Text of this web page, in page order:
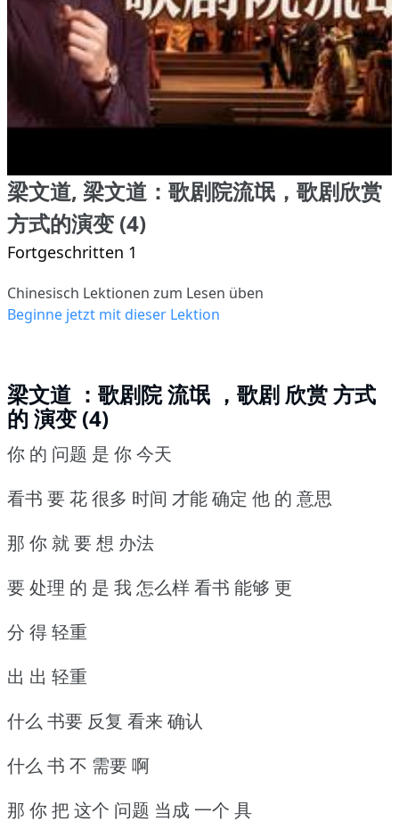
梁文道, 梁文道：歌剧院流氓，歌剧欣赏
方式的演变 (4)
Fortgeschritten 1
Chinesisch Lektionen zum Lesen üben
Beginne jetzt mit dieser Lektion
梁文道 ：歌剧院 流氓 ，歌剧 欣赏 方式
的 演变 (4)
你 的 问题 是 你 今天
看书 要 花 很多 时间 才能 确定 他 的 意思
那 你 就 要 想 办法
要 处理 的 是 我 怎么样 看书 能够 更
分 得 轻重
出 出 轻重
什么 书要 反复 看来 确认
什么 书 不 需要 啊
那 你 把 这个 问题 当成 一个 具